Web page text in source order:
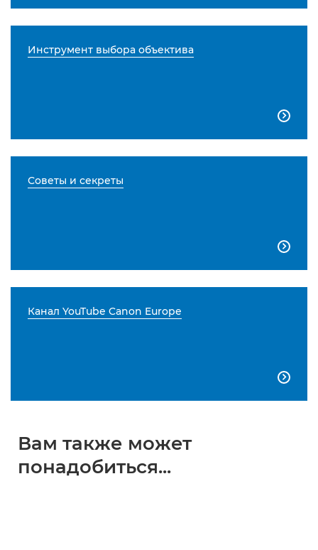
Инструмент выбора объектива

Советы и секреты

Канал YouTube Canon Europe

Вам также может
понадобиться...